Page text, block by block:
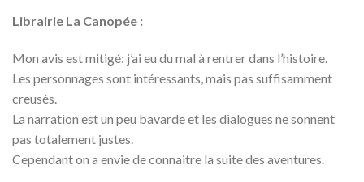
Librairie La Canopée :
Mon avis est mitigé: j’ai eu du mal à rentrer dans l’histoire.
Les personnages sont intéressants, mais pas suffisamment
creusés.
La narration est un peu bavarde et les dialogues ne sonnent
pas totalement justes.
Cependant on a envie de connaitre la suite des aventures.